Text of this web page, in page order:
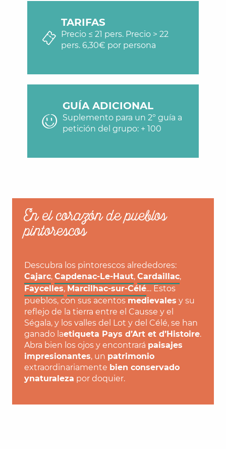
TARIFAS
Precio ≤ 21 pers. Precio > 22
pers. 6,30€ por persona
GUÍA ADICIONAL
Suplemento para un 2º guía a
petición del grupo: + 100
En el corazón de pueblos
pintorescos
Descubra los pintorescos alrededores:
Cajarc, Capdenac-Le-Haut, Cardaillac,
Faycelles, Marcilhac-sur-Célé… Estos
pueblos, con sus acentos medievales y su
reflejo de la tierra entre el Causse y el
Ségala, y los valles del Lot y del Célé, se han
ganado laetiqueta Pays d’Art et d’Histoire.
Abra bien los ojos y encontrará paisajes
impresionantes, un patrimonio
extraordinariamente bien conservado
ynaturaleza por doquier.